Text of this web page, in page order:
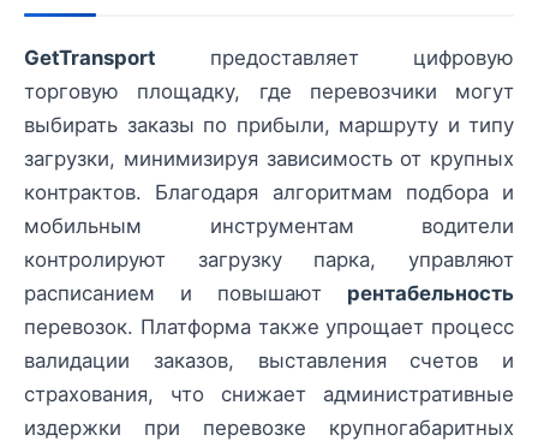
GetTransport предоставляет цифровую
торговую площадку, где перевозчики могут
выбирать заказы по прибыли, маршруту и типу
загрузки, минимизируя зависимость от крупных
контрактов. Благодаря алгоритмам подбора и
мобильным инструментам водители
контролируют загрузку парка, управляют
расписанием и повышают рентабельность
перевозок. Платформа также упрощает процесс
валидации заказов, выставления счетов и
страхования, что снижает административные
издержки при перевозке крупногабаритных